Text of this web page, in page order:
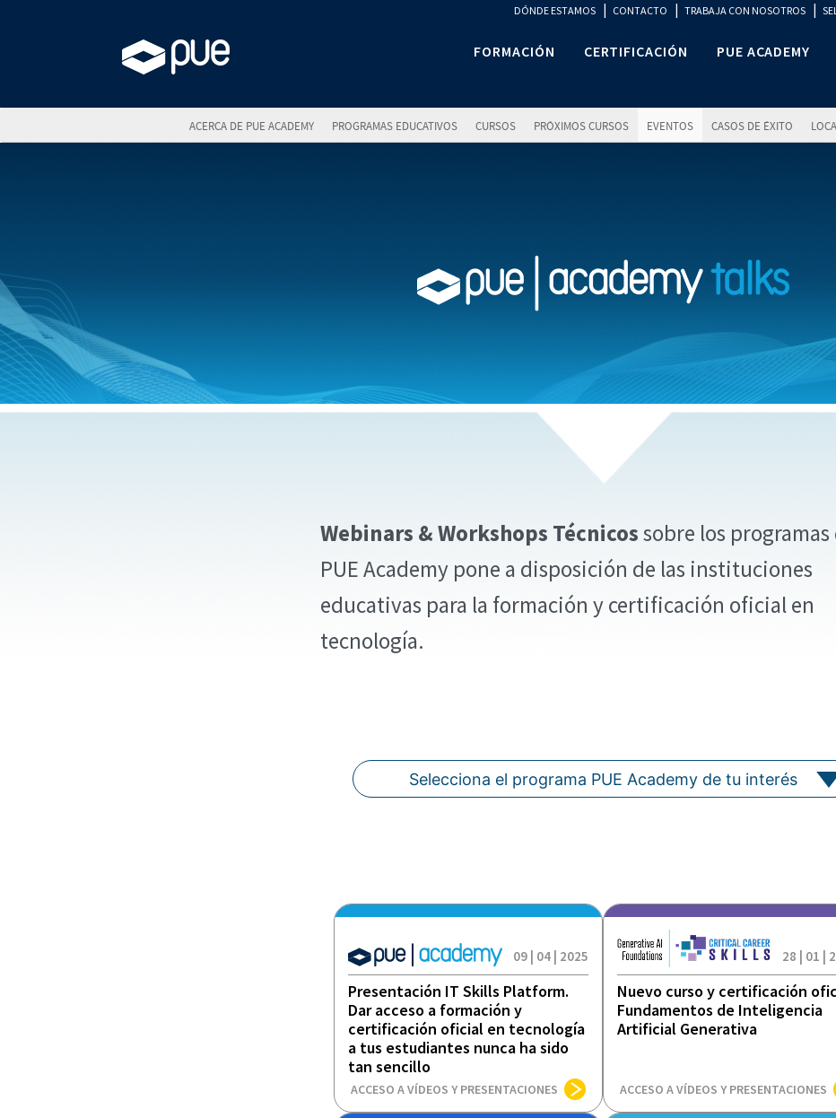
DÓNDE ESTAMOS | CONTACTO | TRABAJA CON NOSOTROS |
FORMACIÓN CERTIFICACIÓN PUE ACADEMY
ACERCA DE PUE ACADEMY PROGRAMAS EDUCATIVOS CURSOS PRÓXIMOS CURSOS EVENTOS CASOS DE ÉXITO
Webinars & Workshops Técnicossobre los programas
PUE Academy pone a disposición de las instituciones
educativas para la formación y certificación oficial en
tecnología.
Selecciona el programa PUE Academy de tu interés
09 | 04 | 2025
Presentación IT Skills Platform.
Dar acceso a formación y
certificación oficial en tecnología
a tus estudiantes nunca ha sido
tan sencillo
ACCESO A VÍDEOS Y PRESENTACIONES
28 | 01 |
Nuevo curso y certificación
Fundamentos de Inteligencia
Artificial Generativa
ACCESO A VÍDEOS Y PRESENTACIONES